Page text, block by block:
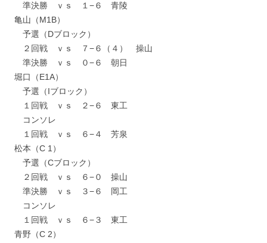
準決勝 ｖｓ １−６ 青陵
亀山（M1B）
予選（Dブロック）
２回戦 ｖｓ ７−６（４） 操山
準決勝 ｖｓ ０−６ 朝日
堀口（E1A）
予選（Iブロック）
１回戦 ｖｓ ２−６ 東工
コンソレ
１回戦 ｖｓ ６−４ 芳泉
松本（C 1）
予選（Cブロック）
２回戦 ｖｓ ６−０ 操山
準決勝 ｖｓ ３−６ 岡工
コンソレ
１回戦 ｖｓ ６−３ 東工
青野（C 2）